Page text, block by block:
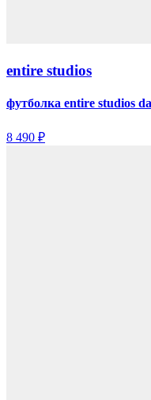
entire studios
футболка entire studios
8 490 ₽